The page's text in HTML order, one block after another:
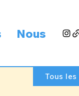
Nous
Tous